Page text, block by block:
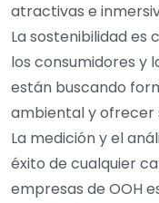
atractivas e
La sostenibilidad
los consumidores y
están buscando
ambiental y ofrecer
La medición y el
éxito de cualquier
empresas de OOH